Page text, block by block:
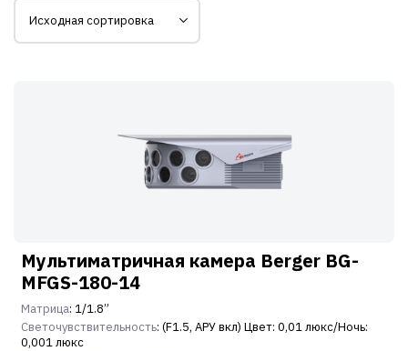
Мультиматричная камера Berger BG-
MFGS-180-14
Матрица: 1/1.8”
Светочувствительность: (F1.5, АРУ вкл) Цвет: 0,01 люкс/Ночь:
0,001 люкс